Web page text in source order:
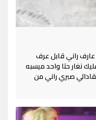
عارف راني قابل عرف
نغار حتا واحد ميسبه
صبري راني من